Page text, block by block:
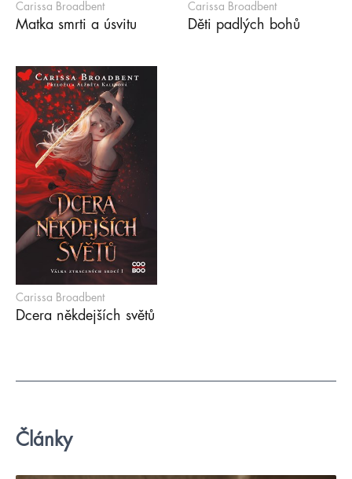
Carissa Broadbent
Matka smrti a úsvitu
Carissa Broadbent
Děti padlých bohů
Carissa Broadbent
Dcera někdejších světů
Články